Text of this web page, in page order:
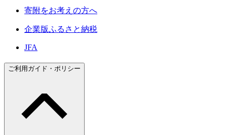
寄附をお考えの方へ
企業版ふるさと納税
JFA
ご利用ガイド・ポリシー